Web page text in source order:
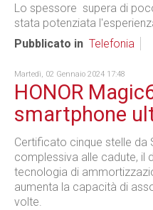
Lo spessore supera di
stata potenziata
Pubblicato in Telefonia
Martedì, 02 Gennaio 2024 17:48
HONOR
smartphone
Certificato cinque stelle da
complessiva alle cadute, il
tecnologia di
aumenta la capacità di
volte.